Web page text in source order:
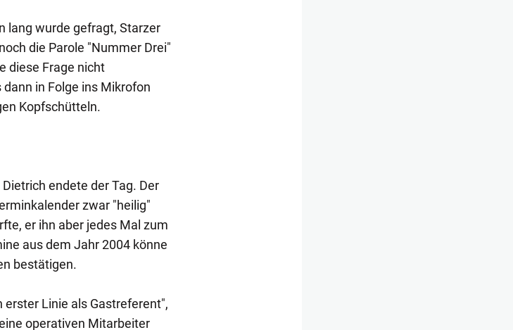
lang wurde gefragt, Starzer
die Parole "Nummer Drei"
diese Frage nicht
in Folge ins Mikrofon
Kopfschütteln.
endete der Tag. Der
zwar "heilig"
er ihn aber jedes Mal zum
aus dem Jahr 2004 könne
bestätigen.
Linie als Gastreferent",
operativen Mitarbeiter